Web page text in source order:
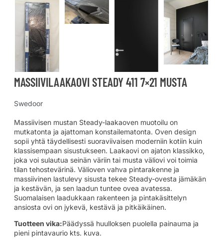
MASSIIVILAAKAOVI STEADY 411 7×21 MUSTA
Swedoor
Massiivisen mustan Steady-laakaoven muotoilu on
mutkatonta ja ajattoman konstailematonta. Oven design
sopii yhtä täydellisesti suoraviivaisen moderniin kotiin kuin
klassisempaan sisustukseen. Laakaovi on ajaton klassikko,
joka voi sulautua seinän väriin tai musta väliovi voi toimia
tilan tehostevärinä. Välioven vahva pintarakenne ja
massiivinen lastulevy sisusta tekee Steady-ovesta jämäkän
ja kestävän, ja sen laadun tuntee ovea avatessa.
Suomalaisen laadukkaan rakenteen ja pintakäsittelyn
ansiosta ovi on jykevä, kestävä ja pitkäikäinen.
Tuotteen vika:Päädyssä huulloksen puolella painauma ja
pieni pintavaurio kts. kuva.